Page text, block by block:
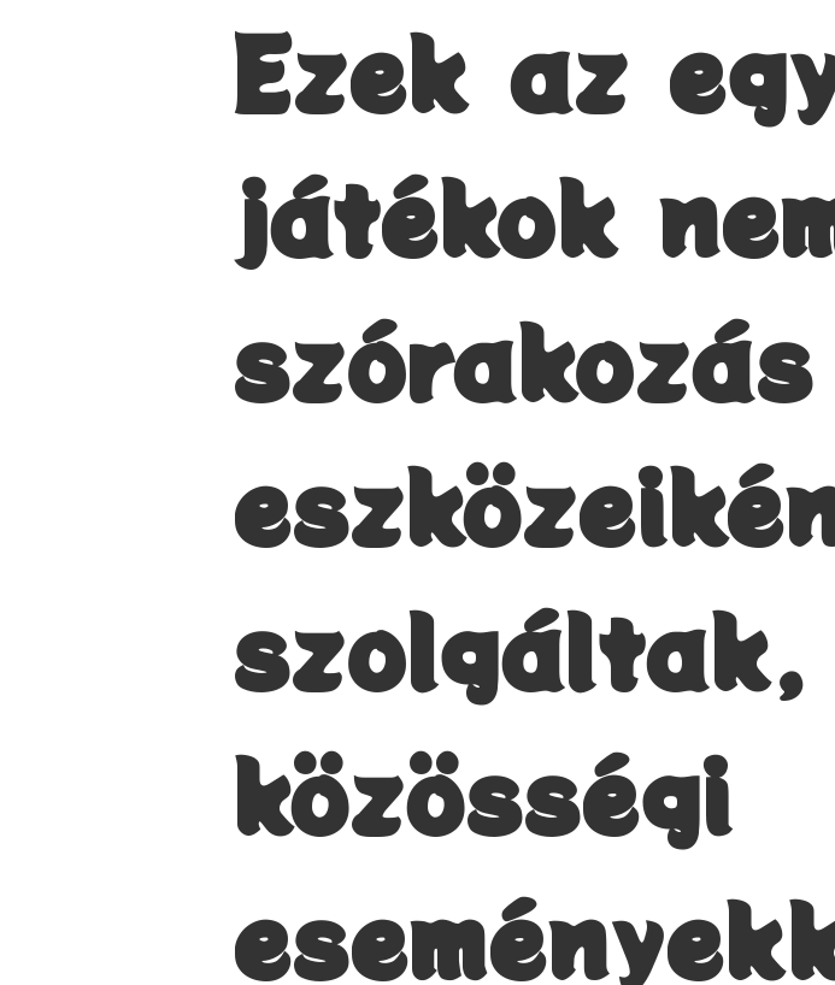
Ezek az
játékok
szórakozás
szolgáltak,
közösségi